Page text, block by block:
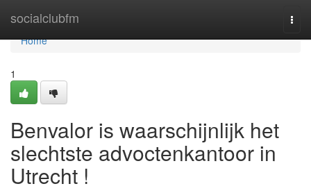
socialclubfm
Home
Home
1
Benvalor is waarschijnlijk het
slechtste advoctenkantoor in
Utrecht !